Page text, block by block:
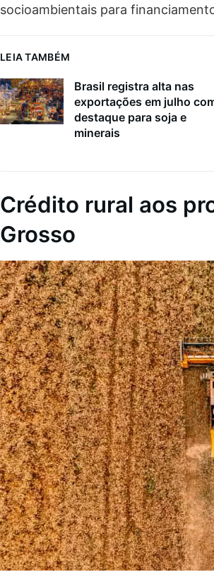
socioambientais para
LEIA TAMBÉM
Brasil registra alta nas
exportações em julho
destaque para soja e
minerais
Crédito rural aos
Grosso